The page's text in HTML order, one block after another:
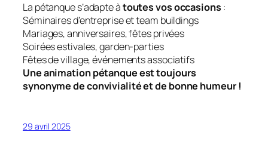
La pétanque s’adapte àtoutes vos occasions :
Séminaires d’entreprise et team buildings
Mariages, anniversaires, fêtes privées
Soirées estivales, garden-parties
Fêtes de village, événements associatifs
Une animation pétanque est toujours
synonyme de convivialité et de bonne humeur !
29 avril 2025